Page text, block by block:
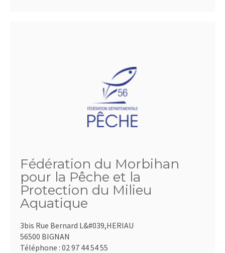
Fédération du Morbihan
pour la Pêche et la
Protection du Milieu
Aquatique
3bis Rue Bernard L&#039,HERIAU
56500 BIGNAN
Téléphone : 02 97 44 54 55